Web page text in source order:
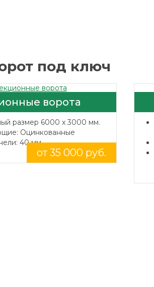
под ключ
ворота
размер 6000 x 3000 мм.
Оцинкованные
40 мм.
от 35 000 руб.